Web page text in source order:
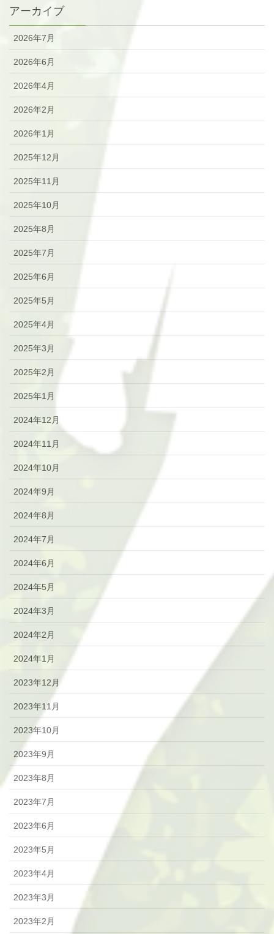
アーカイブ
2026年7月
2026年6月
2026年4月
2026年2月
2026年1月
2025年12月
2025年11月
2025年10月
2025年8月
2025年7月
2025年6月
2025年5月
2025年4月
2025年3月
2025年2月
2025年1月
2024年12月
2024年11月
2024年10月
2024年9月
2024年8月
2024年7月
2024年6月
2024年5月
2024年3月
2024年2月
2024年1月
2023年12月
2023年11月
2023年10月
2023年9月
2023年8月
2023年7月
2023年6月
2023年5月
2023年4月
2023年3月
2023年2月